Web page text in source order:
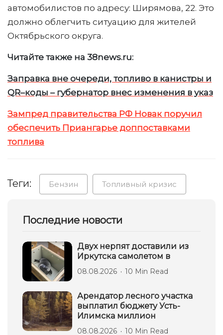
автомобилистов по адресу: Ширямова, 22. Это
должно облегчить ситуацию для жителей
Октябрьского округа.
Читайте также на 38news.ru:
Заправка вне очереди, топливо в канистры и
QR–коды – губернатор внес изменения в указ
Зампред правительства РФ Новак поручил
обеспечить Приангарье доппоставками
топлива
Теги: Бензин Топливный кризис
Последние новости
Двух нерпят доставили из
Иркутска самолетом в
08.08.2026 10 Min Read
Арендатор лесного участка
выплатил бюджету Усть-
Илимска миллион
08.08.2026 10 Min Read